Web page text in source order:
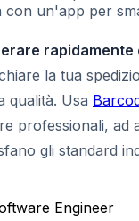
con un'app per
la tua
qualità. Usa
professionali, ad
gli standard
Engineer